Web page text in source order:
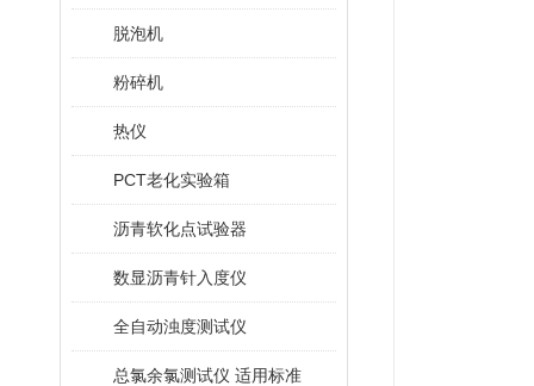
脱泡机
粉碎机
热仪
PCT老化实验箱
沥青软化点试验器
数显沥青针入度仪
全自动浊度测试仪
总氯余氯测试仪 适用标准